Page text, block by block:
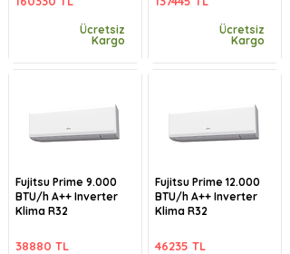
Ücretsiz
Kargo
Fujitsu Prime 9.000
BTU/h A++ Inverter
Klima R32
38880 TL
Ücretsiz
Kargo
Fujitsu Prime 12.000
BTU/h A++ Inverter
Klima R32
46235 TL